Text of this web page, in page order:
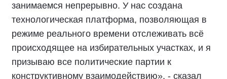
занимаемся непрерывно. У нас создана
технологическая платформа, позволяющая в
режиме реального времени отслеживать всё
происходящее на избирательных участках, и я
призываю все политические партии к
конструктивному взаимодействию», - сказал